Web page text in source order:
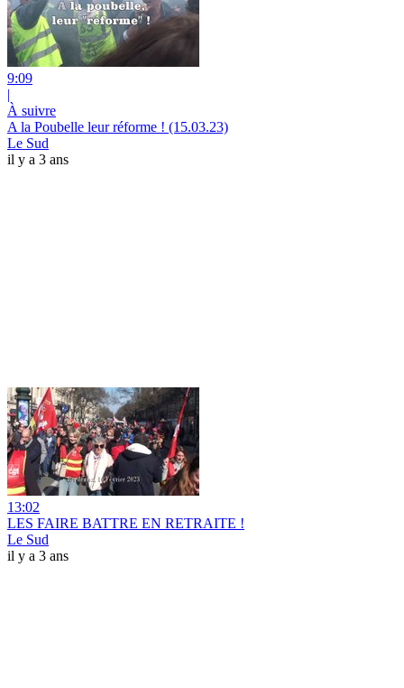
9:09
|
À suivre
A la Poubelle leur réforme ! (15.03.23)
Le Sud
il y a 3 ans
13:02
LES FAIRE BATTRE EN RETRAITE !
Le Sud
il y a 3 ans